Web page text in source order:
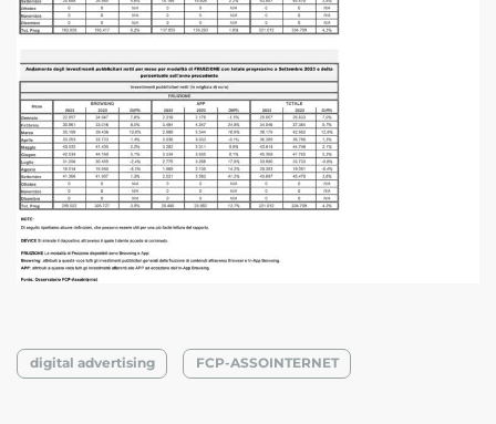
digital advertising FCP-ASSOINTERNET